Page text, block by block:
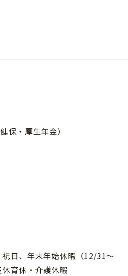
保・厚生年金）
日、年末年始休暇（12/31～
育休・介護休暇